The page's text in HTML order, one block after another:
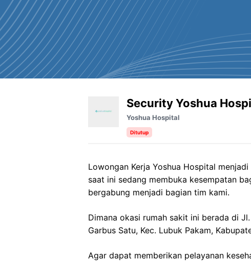
Security Yoshua
Yoshua Hospital
Ditutup
Lowongan Kerja Yoshua Hospital
saat ini sedang membuka kesempatan
bergabung menjadi bagian tim kami.
Dimana okasi rumah sakit ini berada di
Garbus Satu, Kec. Lubuk Pakam,
Agar dapat memberikan pelayanan